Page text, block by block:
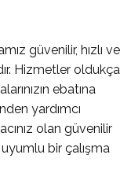
güvenilir, hızlı ve
Hizmetler oldukça
ebatına
yardımcı
olan güvenilir
bir çalışma